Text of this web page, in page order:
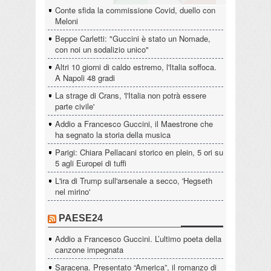
Conte sfida la commissione Covid, duello con
Meloni
Beppe Carletti: "Guccini è stato un Nomade,
con noi un sodalizio unico"
Altri 10 giorni di caldo estremo, l'Italia soffoca.
A Napoli 48 gradi
La strage di Crans, 'l'Italia non potrà essere
parte civile'
Addio a Francesco Guccini, il Maestrone che
ha segnato la storia della musica
Parigi: Chiara Pellacani storico en plein, 5 ori su
5 agli Europei di tuffi
L'ira di Trump sull'arsenale a secco, 'Hegseth
nel mirino'
PAESE24
Addio a Francesco Guccini. L’ultimo poeta della
canzone impegnata
Saracena. Presentato “America”, il romanzo di